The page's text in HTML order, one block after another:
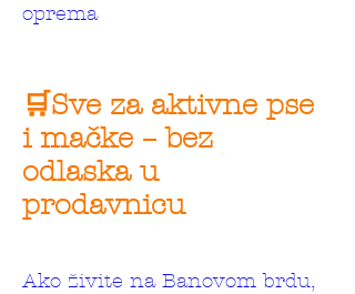
oprema
🛒Sve za aktivne pse
i mačke – bez
odlaska u
prodavnicu
Ako živite na Banovom brdu,